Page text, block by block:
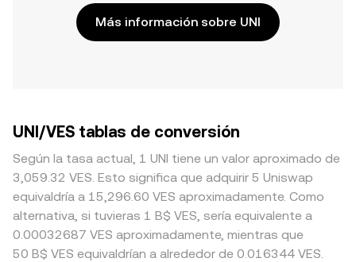
Más información sobre UNI
UNI/VES tablas de conversión
Según la tasa actual, 1 UNI tiene un valor aproximado de
3,059.32 VES. Esto significa que adquirir 5 Uniswap
equivaldría a 15,296.60 VES aproximadamente. Como
alternativa, si tuvieras 1 B$ VES, sería equivalente a
0.00032687 VES aproximadamente, mientras que
50 B$ VES equivaldrían a alrededor de 0.016344 VES.